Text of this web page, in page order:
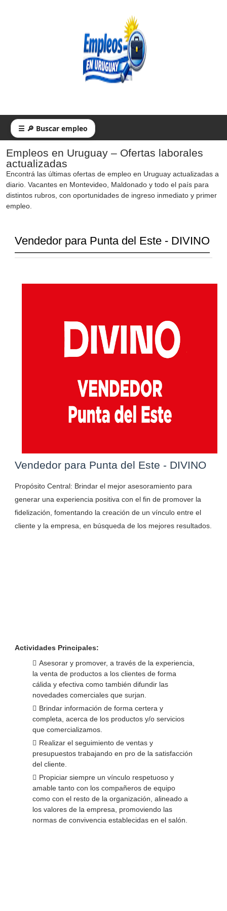
☰ 🔎 Buscar empleo
Empleos en Uruguay – Ofertas laborales
actualizadas
Encontrá las últimas ofertas de empleo en Uruguay actualizadas a
diario. Vacantes en Montevideo, Maldonado y todo el país para
distintos rubros, con oportunidades de ingreso inmediato y primer
empleo.
Vendedor para Punta del Este - DIVINO
Vendedor para Punta del Este - DIVINO
Propósito Central: Brindar el mejor asesoramiento para
generar una experiencia positiva con el fin de promover la
fidelización, fomentando la creación de un vínculo entre el
cliente y la empresa, en búsqueda de los mejores resultados.
Actividades Principales:
Asesorar y promover, a través de la experiencia,
la venta de productos a los clientes de forma
cálida y efectiva como también difundir las
novedades comerciales que surjan.
Brindar información de forma certera y
completa, acerca de los productos y/o servicios
que comercializamos.
Realizar el seguimiento de ventas y
presupuestos trabajando en pro de la satisfacción
del cliente.
Propiciar siempre un vínculo respetuoso y
amable tanto con los compañeros de equipo
como con el resto de la organización, alineado a
los valores de la empresa, promoviendo las
normas de convivencia establecidas en el salón.